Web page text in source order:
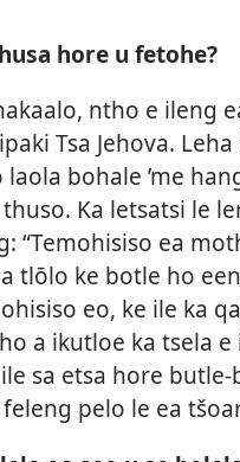
hore u fetohe?
ntho e ileng
Tsa Jehova.
bohale ’me
Ka letsatsi le
“Temohisiso ea
tlōlo ke botle ho
eo, ke ile ka
a ikutloe ka tsela
sa etsa hore
pelo le ea